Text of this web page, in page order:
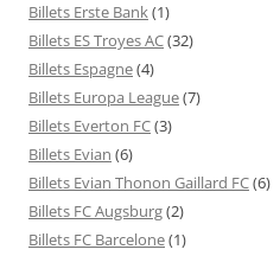
Billets Erste Bank(1)
Billets ES Troyes AC(32)
Billets Espagne(4)
Billets Europa League(7)
Billets Everton FC(3)
Billets Evian (6)
Billets Evian Thonon Gaillard FC(6)
Billets FC Augsburg(2)
Billets FC Barcelone(1)